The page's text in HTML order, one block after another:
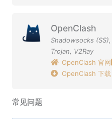
OpenClash
Shadowsocks (SS),
Trojan, V2Ray
OpenClash 官网
OpenClash 下载
常见问题